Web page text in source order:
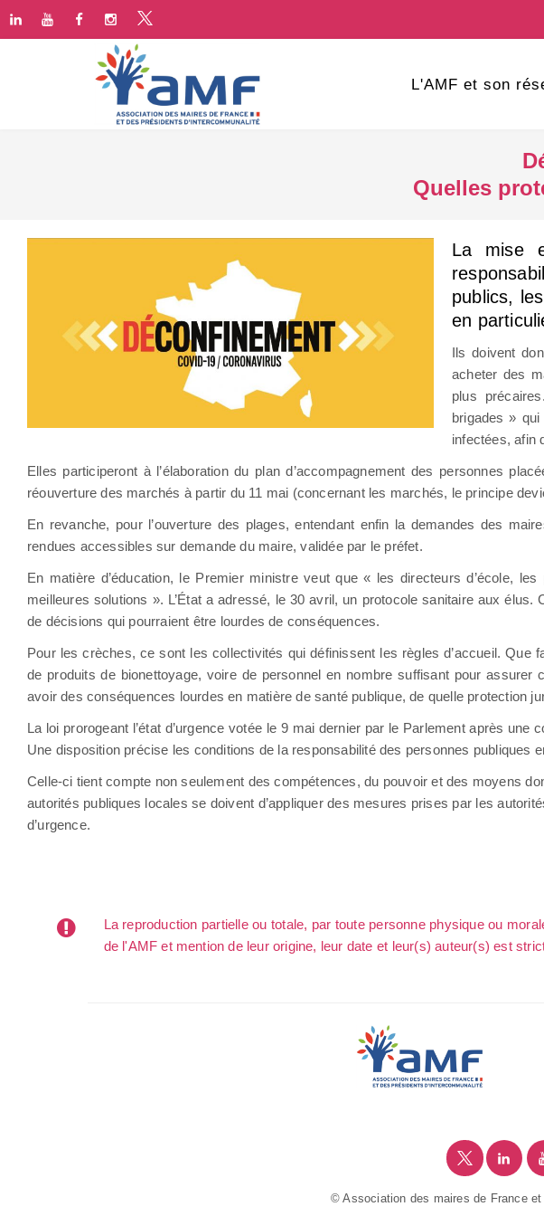
L'AMF et son
Quelles
La mise
publics,
en
Ils doivent
acheter des
plus
brigades »
infectées, afin
Elles participeront à l’élaboration du plan d’accompagnement des personnes
réouverture des marchés à partir du 11 mai (concernant les marchés, le principe
En revanche, pour l’ouverture des plages, entendant enfin la demandes des
rendues accessibles sur demande du maire, validée par le préfet.
En matière d’éducation, le Premier ministre veut que « les directeurs d’école,
meilleures solutions ». L’État a adressé, le 30 avril, un protocole sanitaire aux
de décisions qui pourraient être lourdes de conséquences.
Pour les crèches, ce sont les collectivités qui définissent les règles d’accueil.
de produits de bionettoyage, voire de personnel en nombre suffisant pour
avoir des conséquences lourdes en matière de santé publique, de quelle protection
La loi prorogeant l’état d’urgence votée le 9 mai dernier par le Parlement après
Une disposition précise les conditions de la responsabilité des personnes publiques
Celle-ci tient compte non seulement des compétences, du pouvoir et des moyens
autorités publiques locales se doivent d’appliquer des mesures prises par les
d’urgence.
La reproduction partielle ou totale, par toute personne physique ou
de l'AMF et mention de leur origine, leur date et leur(s) auteur(s) est
© Association des maires de France